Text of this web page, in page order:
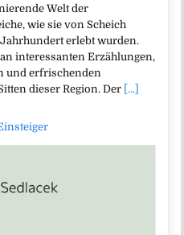
Welt der
wie sie von Scheich
erlebt wurden.
interessanten Erzählungen,
und erfrischenden
dieser Region. Der [...]